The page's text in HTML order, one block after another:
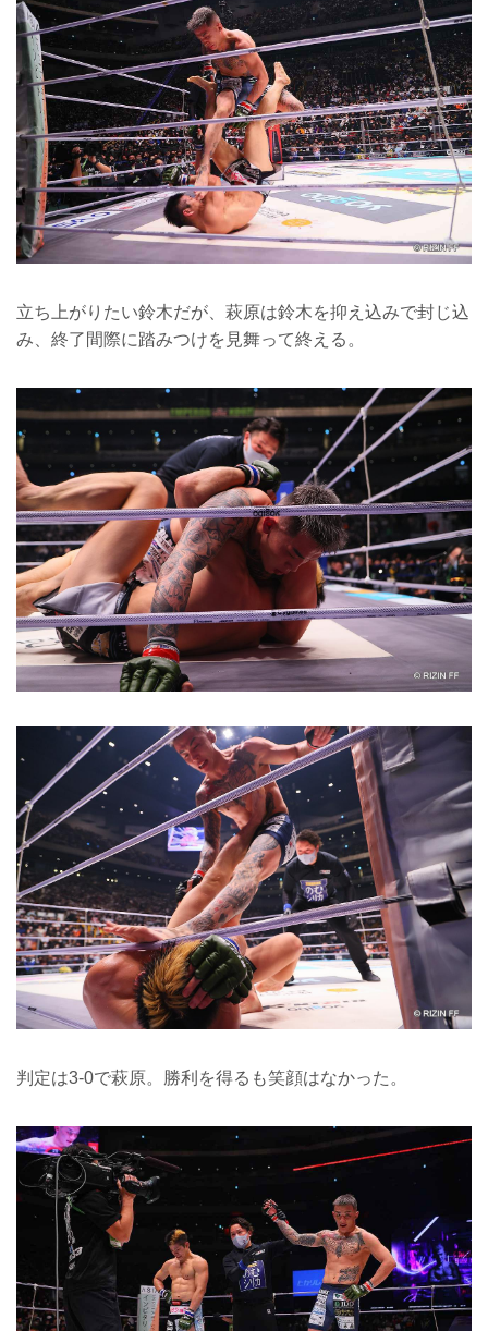
立ち上がりたい鈴木だが、萩原は鈴木を抑え込みで封じ込
み、終了間際に踏みつけを見舞って終える。
判定は3-0で萩原。勝利を得るも笑顔はなかった。